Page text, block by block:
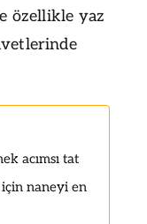
özellikle yaz
acımsı tat
naneyi en